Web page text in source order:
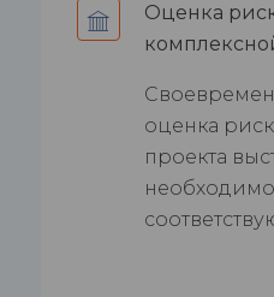
Оценка
оценка
проекта